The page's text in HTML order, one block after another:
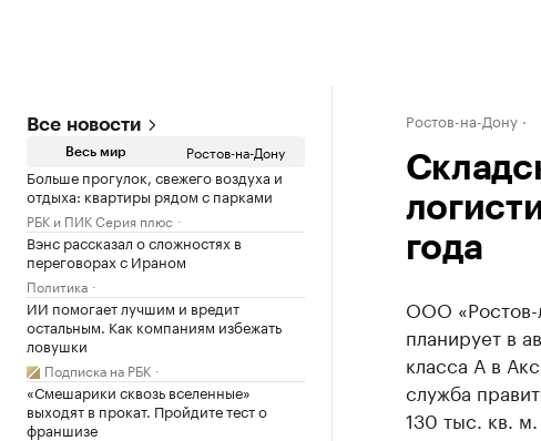
Все новости
Весь мир Ростов-на-Дону
Больше прогулок, свежего воздуха и
отдыха: квартиры рядом с парками
РБК и ПИК Серия плюс
Вэнс рассказал о сложностях в
переговорах с Ираном
Политика
ИИ помогает лучшим и вредит
остальным. Как компаниям избежать
ловушки
Подписка на РБК
«Смешарики сквозь вселенные»
выходят в прокат. Пройдите тест о
франшизе
Ростов-на-Дону
года
ООО «Ростов-
планирует в
класса А в
служба
130 тыс. кв. м.